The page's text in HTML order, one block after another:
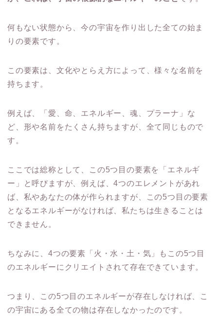
何もない状態から、今の宇宙を作り出した全ての始ま
りの要素です。
この要素は、文化やとらえ方によって、様々な名前を
持ちます。
例えば、「愛、命、エネルギー、魂、プラーナ」な
ど、形や名前をたくさん持ちますが、全て同じもので
す。
ここでは総称として、この5つ目の要素を「エネルギ
ー」と呼びますが、例えば、4つのエレメントがあれ
ば、私やあなたの体が作られますが、この5つ目の要素
となるエネルギーがなければ、私たちは生きることは
できません。
ちなみに、4つの要素「火・水・土・気」もこの5つ目
のエネルギーにクリエイトされて存在できています。
つまり、この5つ目のエネルギーが存在しなければ、こ
の宇宙にある全ての物は存在しなかったのです。